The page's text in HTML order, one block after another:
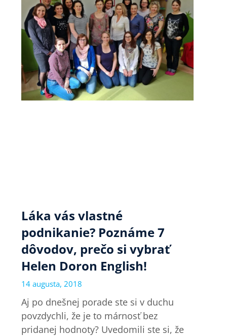
Láka vás vlastné
podnikanie? Poznáme 7
dôvodov, prečo si vybrať
Helen Doron English!
14 augusta, 2018
Aj po dnešnej porade ste si v duchu
povzdychli, že je to márnosť bez
pridanej hodnoty? Uvedomili ste si, že